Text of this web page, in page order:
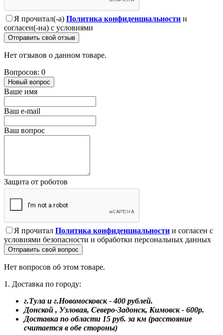
Я прочитал(-а) Политика конфиденциальности и
согласен(-на) с условиями
Отправить свой отзыв
Нет отзывов о данном товаре.
Вопросов: 0
Новый вопрос
Ваше имя
Ваш e-mail
Ваш вопрос
Защита от роботов
Я прочитал Политика конфиденциальности и согласен с
условиями безопасности и обработки персональных данных
Отправить свой вопрос
Нет вопросов об этом товаре.
1. Доставка по городу:
г.Тула и г.Новомосковск - 400 рублей.
Донской , Узловая, Северо-Задонск, Кимовск - 600р.
Доставка по области 15 руб. за км (расстояние
считается в обе стороны)